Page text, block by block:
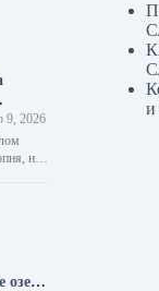
9, 2026
на
озеро
и